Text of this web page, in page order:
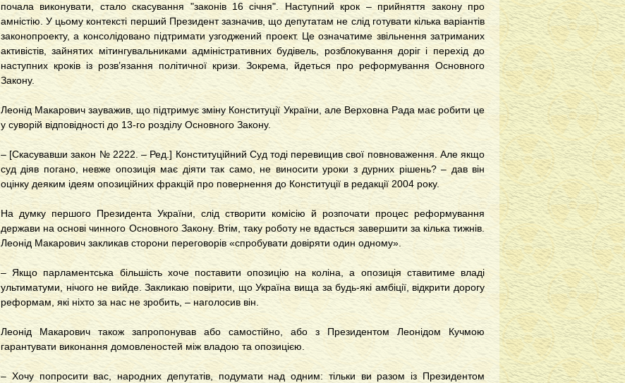
почала виконувати, стало скасування "законів 16 січня". Наступний крок – прийняття закону про
амністію. У цьому контексті перший Президент зазначив, що депутатам не слід готувати кілька варіантів
законопроекту, а консолідовано підтримати узгоджений проект. Це означатиме звільнення затриманих
активістів, зайнятих мітингувальниками адміністративних будівель, розблокування доріг і перехід до
наступних кроків із розв’язання політичної кризи. Зокрема, йдеться про реформування Основного
Закону.
Леонід Макарович зауважив, що підтримує зміну Конституції України, але Верховна Рада має робити це
у суворій відповідності до 13-го розділу Основного Закону.
– [Скасувавши закон № 2222. – Ред.] Конституційний Суд тоді перевищив свої повноваження. Але якщо
суд діяв погано, невже опозиція має діяти так само, не виносити уроки з дурних рішень? – дав він
оцінку деяким ідеям опозиційних фракцій про повернення до Конституції в редакції 2004 року.
На думку першого Президента України, слід створити комісію й розпочати процес реформування
держави на основі чинного Основного Закону. Втім, таку роботу не вдасться завершити за кілька тижнів.
Леонід Макарович закликав сторони переговорів «спробувати довіряти один одному».
– Якщо парламентська більшість хоче поставити опозицію на коліна, а опозиція ставитиме владі
ультиматуми, нічого не вийде. Закликаю повірити, що Україна вища за будь-які амбіції, відкрити дорогу
реформам, які ніхто за нас не зробить, – наголосив він.
Леонід Макарович також запропонував або самостійно, або з Президентом Леонідом Кучмою
гарантувати виконання домовленостей між владою та опозицією.
– Хочу попросити вас, народних депутатів, подумати над одним: тільки ви разом із Президентом